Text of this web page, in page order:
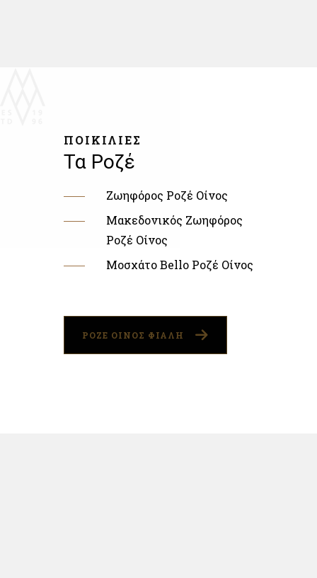
ΠΟΙΚΙΛΙΕΣ
Τα Ροζέ
Ζωηφόρος Ροζέ Οίνος
Μακεδονικός Ζωηφόρος
Ροζέ Οίνος
Μοσχάτο Bello Ροζέ Οίνος
ΡΟΖΕ ΟΙΝΟΣ ΦΙΑΛΗ